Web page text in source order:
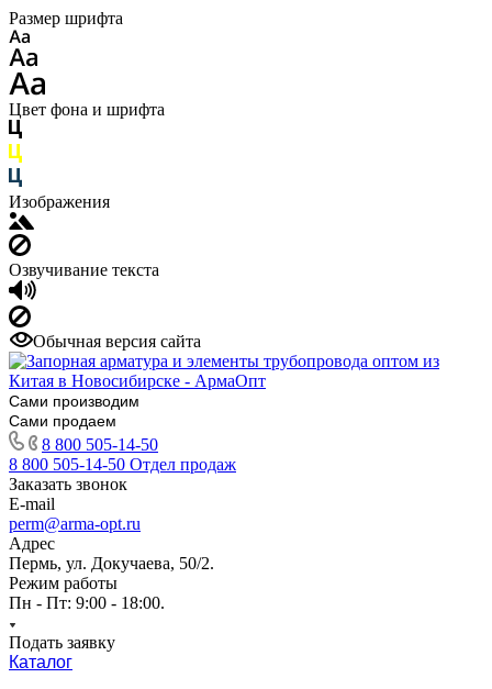
Размер шрифта
Цвет фона и шрифта
Изображения
Озвучивание текста
Обычная версия сайта
Сами производим
Сами продаем
8 800 505-14-50
8 800 505-14-50 Отдел продаж
Заказать звонок
E-mail
perm@arma-opt.ru
Адрес
Пермь, ул. Докучаева, 50/2.
Режим работы
Пн - Пт: 9:00 - 18:00.
Подать заявку
Каталог